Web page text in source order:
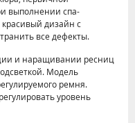
выполнении спа-
дизайн с
все дефекты.
и наращивании ресниц
Модель
ремня.
уровень